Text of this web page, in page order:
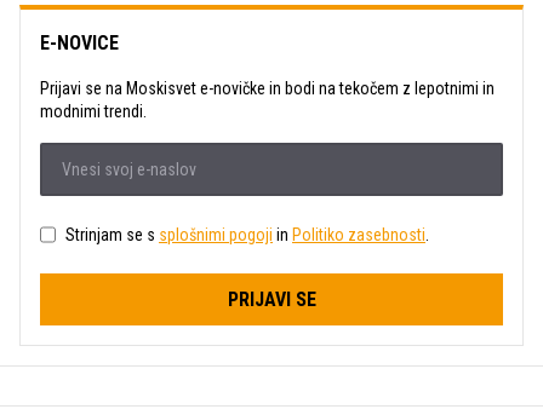
E-NOVICE
Prijavi se na Moskisvet e-novičke in bodi na tekočem z lepotnimi in
modnimi trendi.
Strinjam se s splošnimi pogoji in Politiko zasebnosti
PRIJAVI SE